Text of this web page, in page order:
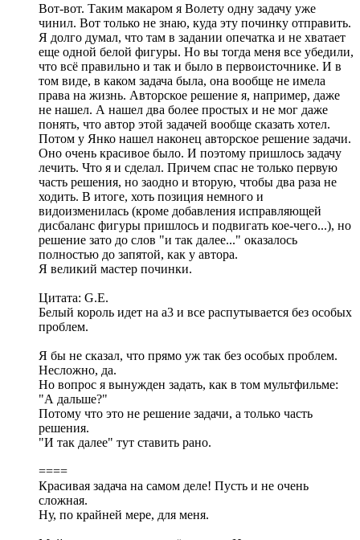
Вот-вот. Таким макаром я Волету одну задачу уже
чинил. Вот только не знаю, куда эту починку отправить.
Я долго думал, что там в задании опечатка и не хватает
еще одной белой фигуры. Но вы тогда меня все убедили,
что всё правильно и так и было в первоисточнике. И в
том виде, в каком задача была, она вообще не имела
права на жизнь. Авторское решение я, например, даже
не нашел. А нашел два более простых и не мог даже
понять, что автор этой задачей вообще сказать хотел.
Потом у Янко нашел наконец авторское решение задачи.
Оно очень красивое было. И поэтому пришлось задачу
лечить. Что я и сделал. Причем спас не только первую
часть решения, но заодно и вторую, чтобы два раза не
ходить. В итоге, хоть позиция немного и
видоизменилась (кроме добавления исправляющей
дисбаланс фигуры пришлось и подвигать кое-чего...), но
решение зато до слов "и так далее..." оказалось
полностью до запятой, как у автора.
Я великий мастер починки.
Цитата: G.E.
Белый король идет на а3 и все распутывается без особых
проблем.
Я бы не сказал, что прямо уж так без особых проблем.
Несложно, да.
Но вопрос я вынужден задать, как в том мультфильме:
"А дальше?"
Потому что это не решение задачи, а только часть
решения.
"И так далее" тут ставить рано.
====
Красивая задача на самом деле! Пусть и не очень
сложная.
Ну, по крайней мере, для меня.